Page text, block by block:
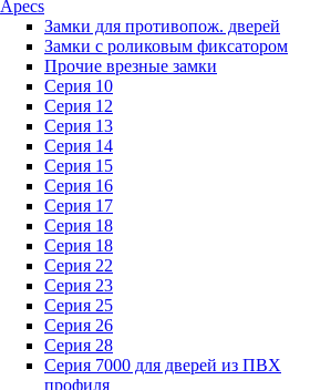
Apecs
Замки для противопож. дверей
Замки с роликовым фиксатором
Прочие врезные замки
Серия 10
Серия 12
Серия 13
Серия 14
Серия 15
Серия 16
Серия 17
Серия 18
Серия 18
Серия 22
Серия 23
Серия 25
Серия 26
Серия 28
Серия 7000 для дверей из ПВХ
профиля